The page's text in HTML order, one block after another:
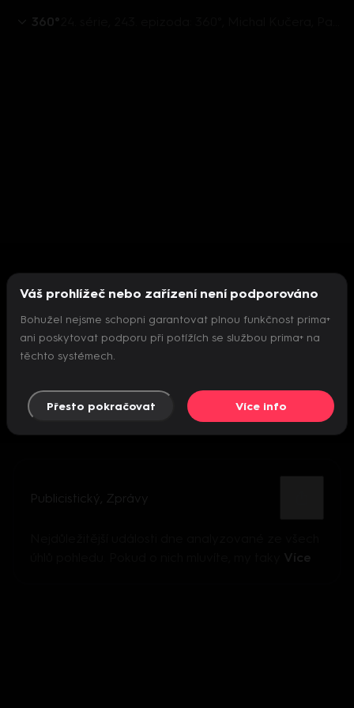
360°
Nepodařilo se inicializovat přehrávač
Publicistický Zprávy
Více
Váš prohlížeč nebo zařízení není podporováno
Bohužel nejsme schopni garantovat plnou funkčnost prima+
ani poskytovat podporu při potížích se službou prima+ na
těchto systémech.
Přesto pokračovat Více info